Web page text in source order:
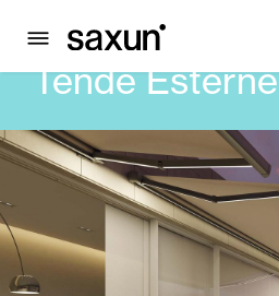
PRODOTTI TENDE ESTERNE
Tende Esterne
Cassonetti e Tapparelle Avvolgibili
Pergole Bioclimatiche
Frangisole e Persiane Maiorchine